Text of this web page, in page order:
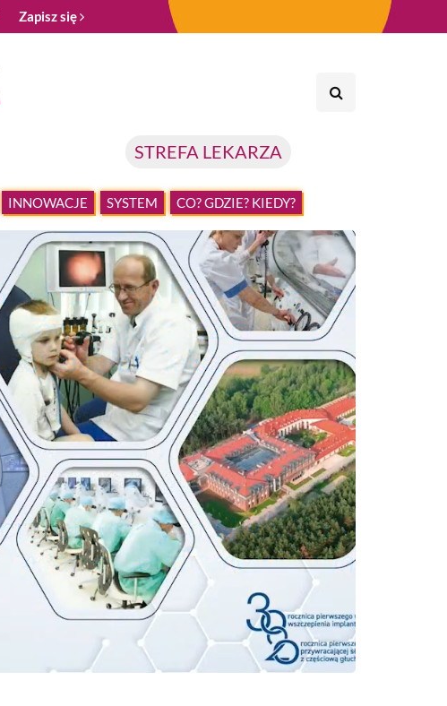
Zapisz się
STREFA LEKARZA
INNOWACJE SYSTEM CO? GDZIE? KIEDY?